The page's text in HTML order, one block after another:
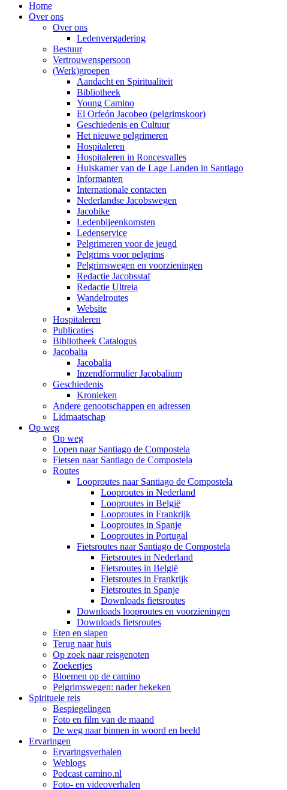
Home
Over ons
Over ons
Ledenvergadering
Bestuur
Vertrouwenspersoon
(Werk)groepen
Aandacht en Spiritualiteit
Bibliotheek
Young Camino
El Orfeón Jacobeo (pelgrimskoor)
Geschiedenis en Cultuur
Het nieuwe pelgrimeren
Hospitaleren
Hospitaleren in Roncesvalles
Huiskamer van de Lage Landen in Santiago
Informanten
Internationale contacten
Nederlandse Jacobswegen
Jacobike
Ledenbijeenkomsten
Ledenservice
Pelgrimeren voor de jeugd
Pelgrims voor pelgrims
Pelgrimswegen en voorzieningen
Redactie Jacobsstaf
Redactie Ultreia
Wandelroutes
Website
Hospitaleren
Publicaties
Bibliotheek Catalogus
Jacobalia
Jacobalia
Inzendformulier Jacobalium
Geschiedenis
Kronieken
Andere genootschappen en adressen
Lidmaatschap
Op weg
Op weg
Lopen naar Santiago de Compostela
Fietsen naar Santiago de Compostela
Routes
Looproutes naar Santiago de Compostela
Looproutes in Nederland
Looproutes in België
Looproutes in Frankrijk
Looproutes in Spanje
Looproutes in Portugal
Fietsroutes naar Santiago de Compostela
Fietsroutes in Nederland
Fietsroutes in België
Fietsroutes in Frankrijk
Fietsroutes in Spanje
Downloads fietsroutes
Downloads looproutes en voorzieningen
Downloads fietsroutes
Eten en slapen
Terug naar huis
Op zoek naar reisgenoten
Zoekertjes
Bloemen op de camino
Pelgrimswegen: nader bekeken
Spirituele reis
Bespiegelingen
Foto en film van de maand
De weg naar binnen in woord en beeld
Ervaringen
Ervaringsverhalen
Weblogs
Podcast camino.nl
Foto- en videoverhalen